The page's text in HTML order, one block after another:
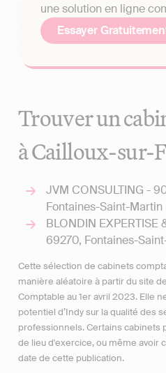
une solution en ligne
Essayer
Trouver un
à Cailloux-sur-
JVM CONSULTING -
Fontaines-Saint-Martin
BLONDIN EXPERTISE
69270, Fontaines-
Cette sélection de cabinets
manière aléatoire à partir du site
Comptable au 1er avril 2023. Elle
potentiel d’Indy sur la qualité des
professionnels. Certains cabinets
de lieu d'exercice, ou même avoir
date de cette publication.